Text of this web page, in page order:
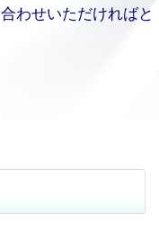
わせいただければと